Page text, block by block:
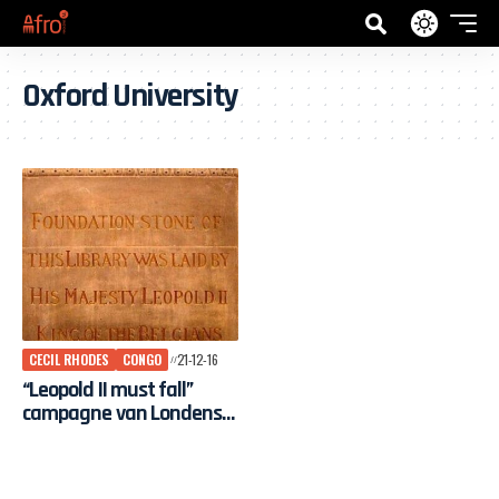
Oxford University
CECIL RHODES CONGO 21-12-16
“Leopold II must fall”
campagne van Londense